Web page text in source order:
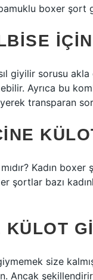
boxer şort
giyilir sorusu
Ayrıca bu
transparan
Kadın boxer
şortlar bazı
KÜLOT
size